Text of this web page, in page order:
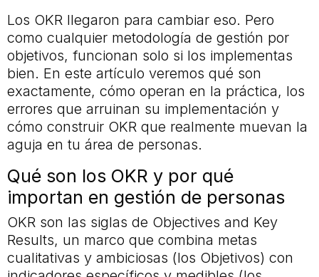
Los OKR llegaron para cambiar eso. Pero
como cualquier metodología de gestión por
objetivos, funcionan solo si los implementas
bien. En este artículo veremos qué son
exactamente, cómo operan en la práctica, los
errores que arruinan su implementación y
cómo construir OKR que realmente muevan la
aguja en tu área de personas.
Qué son los OKR y por qué
importan en gestión de personas
OKR son las siglas de Objectives and Key
Results, un marco que combina metas
cualitativas y ambiciosas (los Objetivos) con